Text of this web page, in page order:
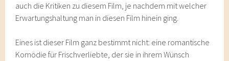
auch die Kritiken zu diesem Film, je nachdem mit welcher
Erwartungshaltung man in diesen Film hinein ging.
Eines ist dieser Film ganz bestimmt nicht: eine romantische
Komödie für Frischverliebte, der sie in ihrem Wünsch